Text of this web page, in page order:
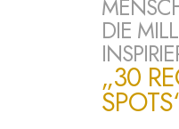
DIE
„30